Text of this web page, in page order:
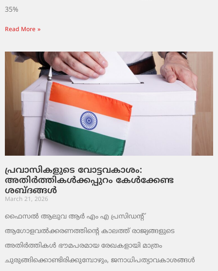
35%
Read More »
പ്രവാസികളുടെ വോട്ടവകാശം:
അതിർത്തികൾക്കപ്പുറം കേൾക്കേണ്ട
ശബ്ദങ്ങൾ
March 21, 2026
ഫൈസൽ ആലുവ ആർ എം എ പ്രസിഡന്റ്
ആഗോളവൽക്കരണത്തിന്റെ കാലത്ത് രാജ്യങ്ങളുടെ
അതിർത്തികൾ ഭൗമപരമായ രേഖകളായി മാത്രം
ചുരുങ്ങിക്കൊണ്ടിരിക്കുമ്പോഴും, ജനാധിപത്യാവകാശങ്ങൾ